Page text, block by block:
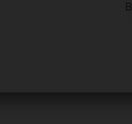
spiegeln
sind,
des
alle Rechte vorbehalten.